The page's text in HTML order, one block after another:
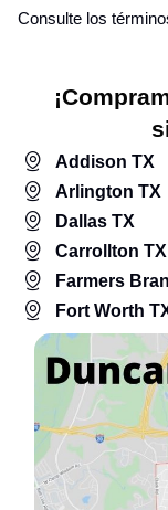
Consulte los
Addison TX
Arlington TX
Dallas TX
Carrollton TX
Farmers
Fort Worth